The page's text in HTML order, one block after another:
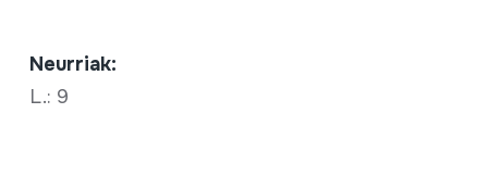
Neurriak:
L.: 9